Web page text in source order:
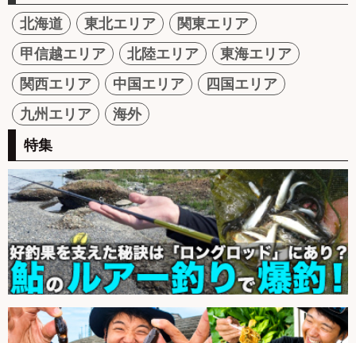
北海道 東北エリア
関東エリア
甲信越エリア
北陸エリア
東海エリア
関西エリア
中国エリア
四国エリア
九州エリア
海外
特集